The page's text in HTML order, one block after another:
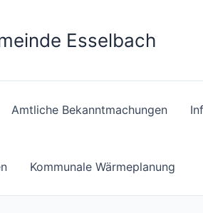
Esselbach
Amtliche Bekanntmachungen
Kommunale Wärmeplanung